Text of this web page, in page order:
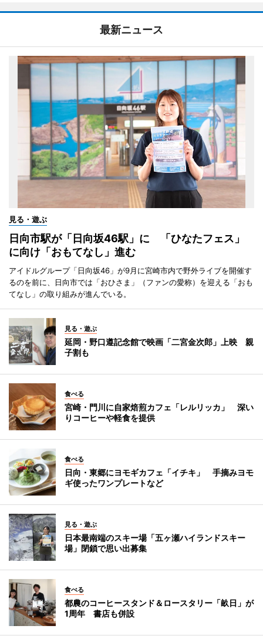
最新ニュース
見る・遊ぶ
日向市駅が「日向坂46駅」に 「ひなたフェス」
に向け「おもてなし」進む
アイドルグループ「日向坂46」が9月に宮崎市内で野外ライブを開催す
るのを前に、日向市では「おひさま」（ファンの愛称）を迎える「おも
てなし」の取り組みが進んでいる。
見る・遊ぶ
延岡・野口遵記念館で映画「二宮金次郎」上映 親
子割も
食べる
宮崎・門川に自家焙煎カフェ「レルリッカ」 深い
りコーヒーや軽食を提供
食べる
日向・東郷にヨモギカフェ「イチキ」 手摘みヨモ
ギ使ったワンプレートなど
見る・遊ぶ
日本最南端のスキー場「五ヶ瀬ハイランドスキー
場」閉鎖で思い出募集
食べる
都農のコーヒースタンド＆ロースタリー「畝日」が
1周年 書店も併設